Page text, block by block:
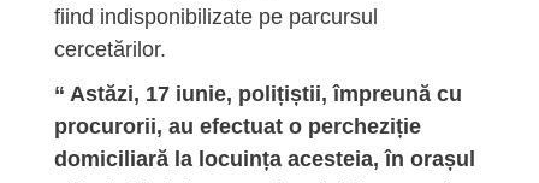
fiind indisponibilizate pe parcursul
cercetărilor.
“ Astăzi, 17 iunie, polițiștii, împreună cu
procurorii, au efectuat o percheziție
domiciliară la locuința acesteia, în orașul